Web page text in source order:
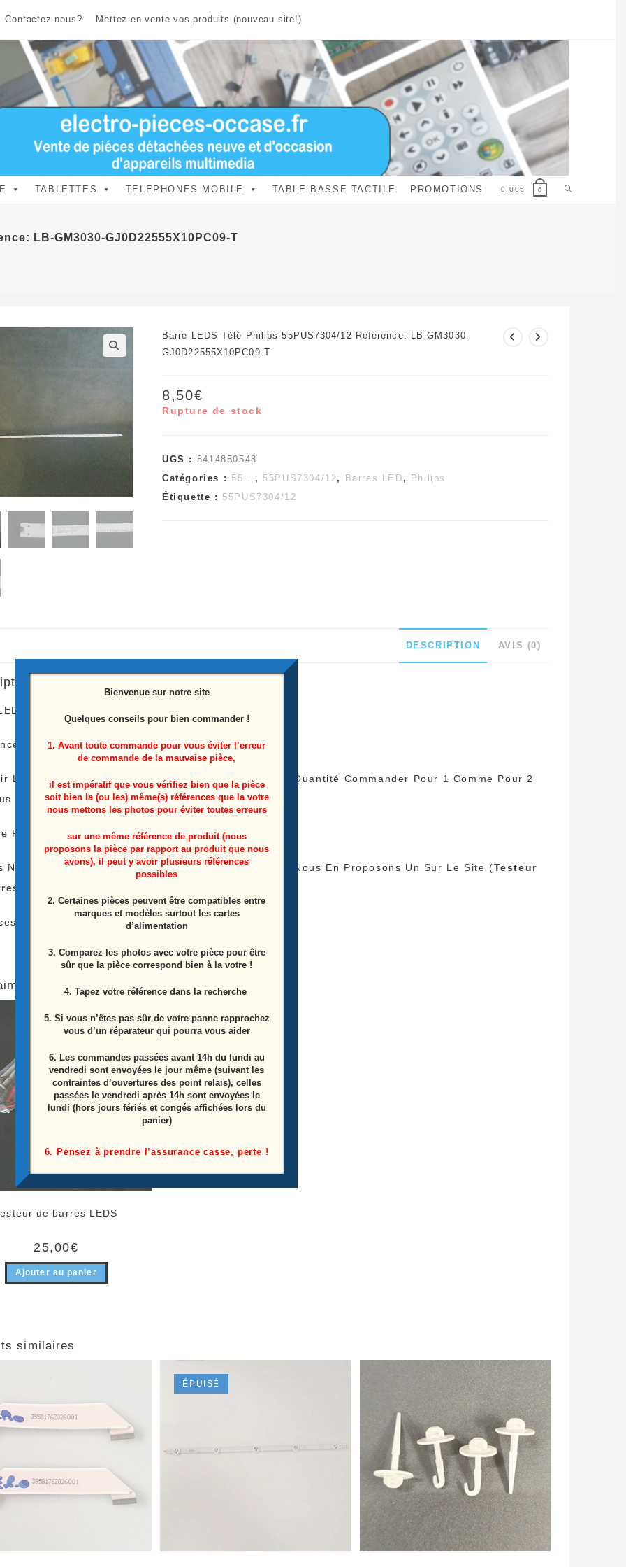
Contactez nous? Mettez en vente vos produits (nouveau site!)
TABLETTES TELEPHONES MOBILE TABLE BASSE TACTILE PROMOTIONS 0,00€ 0 Toggle
LB-GM3030-GJ0D22555X10PC09-T
🔍
Barre LEDS Télé Philips 55PUS7304/12 Référence: LB-GM3030-
GJ0D22555X10PC09-T
8,50€
Rupture de stock
UGS : 8414850548
Catégories : 55... , 55PUS7304/12, Barres LED ,
Philips
Étiquette : 55PUS7304/12
DESCRIPTION AVIS (0)
télé Philips 55PUS7304/12
LB-GM3030-GJ0D22555X10PC09-T
Le Tarif De Livraison Est Le Même Peu Importe La Quantité Commander Pour 1 Comme Pour 2
Payer Qu’une Fois Les Frais De Livraison !
N’avez Pas L’appareil Pour Tester Vos Barres LEDS Nous En Proposons Un Sur Le Site (Testeur
LEDS
Proviens D’une Télé Écran Casser
peut-être aussi…
de barres LEDS
25,00€
Ajouter au panier
similaires
ÉPUISÉ
Bienvenue sur notre site
Quelques conseils pour bien commander !
1. Avant toute commande pour vous éviter l’erreur
de commande de la mauvaise pièce,
il est impératif que vous vérifiez bien que la pièce
soit bien la (ou les) même(s) références que la votre
nous mettons les photos pour éviter toutes erreurs
sur une même référence de produit (nous
proposons la pièce par rapport au produit que nous
avons), il peut y avoir plusieurs références
possibles
2. Certaines pièces peuvent être compatibles entre
marques et modèles surtout les cartes
d’alimentation
3. Comparez les photos avec votre pièce pour être
sûr que la pièce correspond bien à la votre !
4. Tapez votre référence dans la recherche
5. Si vous n’êtes pas sûr de votre panne rapprochez
vous d’un réparateur qui pourra vous aider
6. Les commandes passées avant 14h du lundi au
vendredi sont envoyées le jour même (suivant les
contraintes d’ouvertures des point relais), celles
passées le vendredi après 14h sont envoyées le
lundi (hors jours fériés et congés affichées lors du
panier)
6. Pensez à prendre l’assurance casse, perte !